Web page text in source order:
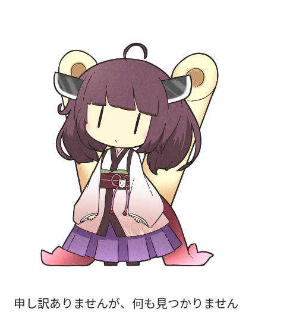
申し訳ありませんが、何も見つかりません